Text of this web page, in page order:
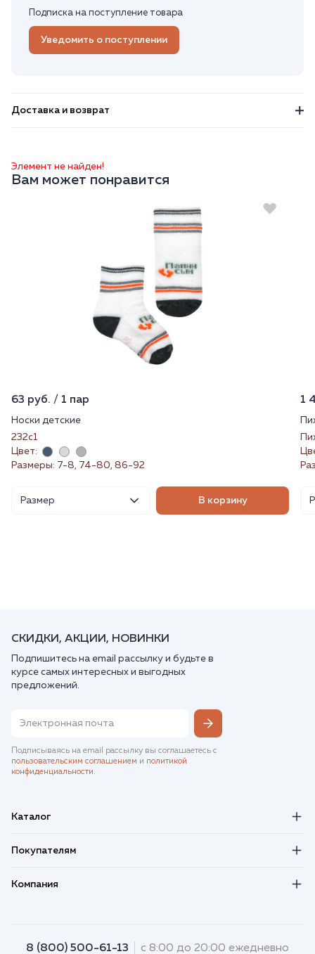
Подписка на поступление товара
Уведомить о поступлении
Доставка и возврат
Элемент не найден!
Вам может понравится
63 руб. / 1 пар
Носки детские
232с1
Цвет:
Размеры: 7-8, 74-80, 86-92
Размер В корзину
1
СКИДКИ, АКЦИИ, НОВИНКИ
Подпишитесь на email рассылку и будьте в
курсе самых интересных и выгодных
предложений.
Подписываясь на email рассылку вы соглашаетесь с
пользовательским соглашением и политикой
конфиденциальности.
Каталог
Покупателям
Компания
8 (800) 500-61-13 с 8:00 до 20:00 ежедневно